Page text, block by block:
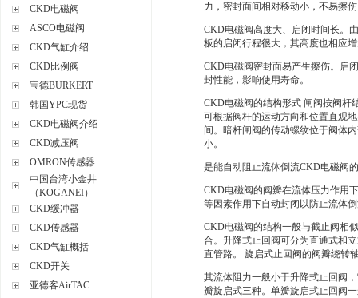
CKD电磁阀
ASCO电磁阀
CKD气缸介绍
CKD比例阀
宝德BURKERT
韩国YPC现货
CKD电磁阀介绍
CKD减压阀
OMRON传感器
中国台湾小金井
（KOGANEI）
CKD缓冲器
CKD传感器
CKD气缸概括
CKD开关
亚德客AirTAC
力，密封面间相对移动小，不易擦
CKD电磁阀高度大、启闭时间长。
板的启闭行程很大，其高度也相应
CKD电磁阀密封面易产生擦伤。启
封性能，影响使用寿命。
CKD电磁阀的结构形式 闸阀按阀杆
可根据阀杆的运动方向和位置直观
间。暗杆闸阀的传动螺纹位于阀体
小。
是能自动阻止流体倒流CKD电磁阀
CKD电磁阀的阀瓣在流体压力作用
等因素作用下自动封闭以防止流体
CKD电磁阀的结构一般与截止阀相
合。升降式止回阀可分为直通式和
直管路。 旋启式止回阀的阀瓣绕转
其流体阻力一般小于升降式止回阀
瓣旋启式三种。单瓣旋启式止回阀